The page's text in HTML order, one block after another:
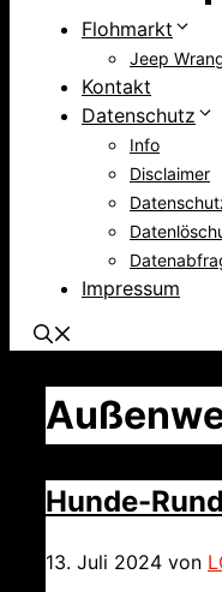
Flohmarkt
Jeep
Kontakt
Datenschutz
Info
Disclaimer
Impressum
Hunde-
13. Juli 2024 von